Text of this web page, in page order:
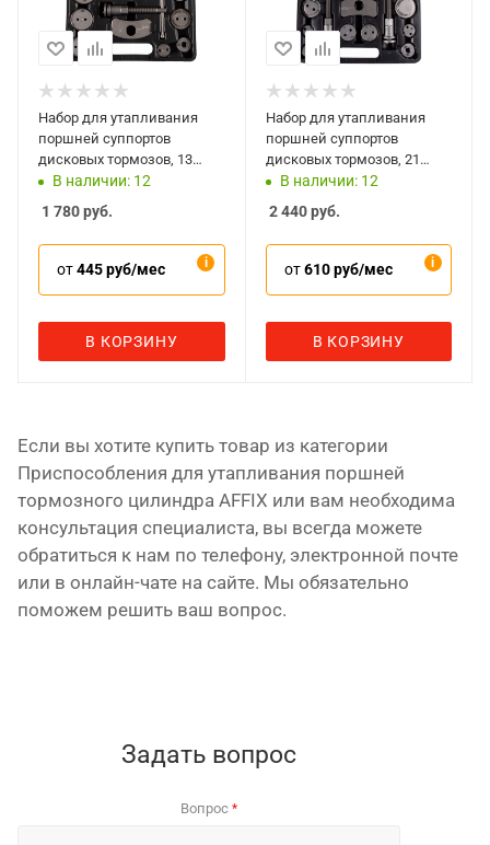
Набор для утапливания
поршней суппортов
дисковых тормозов, 13
предметов, AFFIX
В наличии: 12
1 780руб.
от445 руб/мес
В КОРЗИНУ
Набор для утапливания
поршней суппортов
дисковых тормозов, 21
предмет, AFFIX
В наличии: 12
2 440руб.
от610 руб/мес
В КОРЗИНУ
Если вы хотите купить товар из категории
Приспособления для утапливания поршней
тормозного цилиндра AFFIX или вам необходима
консультация специалиста, вы всегда можете
обратиться к нам по телефону, электронной почте
или в онлайн-чате на сайте. Мы обязательно
поможем решить ваш вопрос.
Задать вопрос
Вопрос *